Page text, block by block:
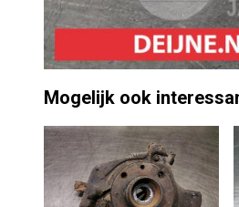
Mogelijk ook